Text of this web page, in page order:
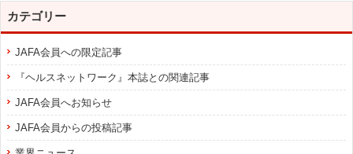
カテゴリー
JAFA会員への限定記事
『ヘルスネットワーク』本誌との関連記事
JAFA会員へお知らせ
JAFA会員からの投稿記事